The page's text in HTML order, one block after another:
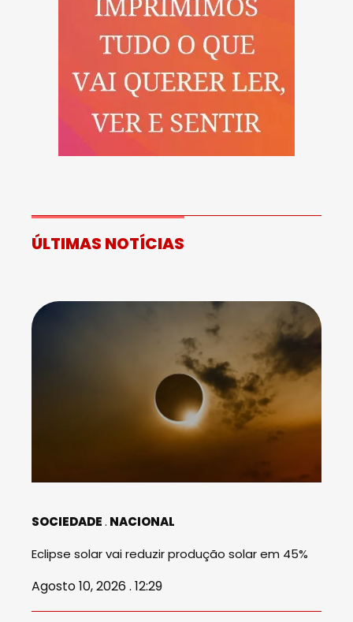
ÚLTIMAS NOTÍCIAS
SOCIEDADE NACIONAL
Eclipse solar vai reduzir produção solar em 45%
Agosto 10, 2026 . 12:29